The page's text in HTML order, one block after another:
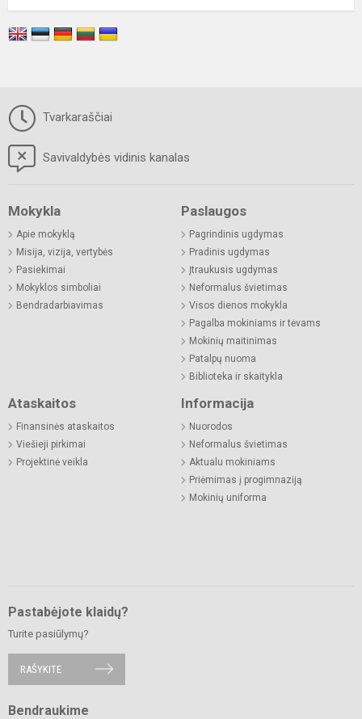
Tvarkaraščiai
Savivaldybės vidinis kanalas
Mokykla
Apie mokyklą
Misija, vizija, vertybės
Pasiekimai
Mokyklos simboliai
Bendradarbiavimas
Paslaugos
Pagrindinis ugdymas
Pradinis ugdymas
Įtraukusis ugdymas
Neformalus švietimas
Visos dienos mokykla
Pagalba mokiniams ir tėvams
Mokinių maitinimas
Patalpų nuoma
Biblioteka ir skaitykla
Ataskaitos
Finansinės ataskaitos
Viešieji pirkimai
Projektinė veikla
Informacija
Nuorodos
Neformalus švietimas
Aktualu mokiniams
Priėmimas į progimnaziją
Mokinių uniforma
Pastabėjote klaidų?
Turite pasiūlymų?
RAŠYKITE
Bendraukime